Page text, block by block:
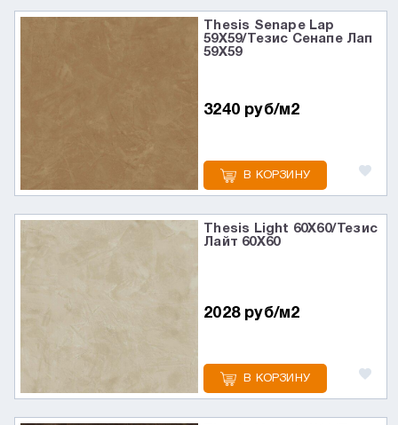
Thesis Senape Lap
59X59/Тезис Сенапе Лап
59X59
3240 руб/м2
В КОРЗИНУ
Thesis Light 60X60/Тезис
Лайт 60X60
2028 руб/м2
В КОРЗИНУ